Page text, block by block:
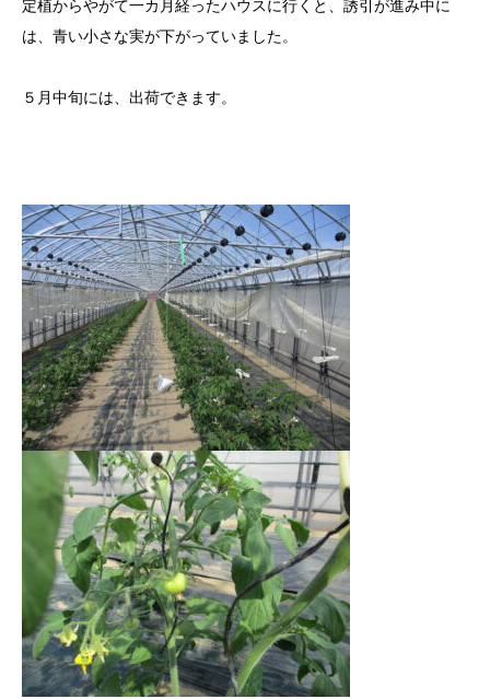
定植からやがて一カ月経ったハウスに行くと、誘引が進み中に
は、青い小さな実が下がっていました。
５月中旬には、出荷できます。